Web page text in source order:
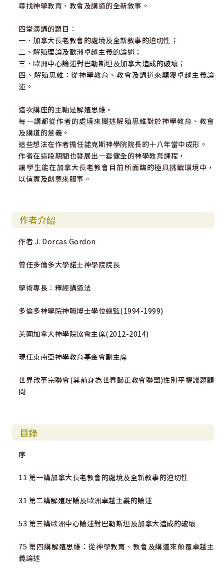
尋找神學教育、教會及講道的全新敘事。
四堂演講的題目：
一、加拿大長老教會的處境及全新敘事的迫切性；
二、解殖理論及歐洲卓越主義的論述；
三、歐洲中心論述對巴勒斯坦及加拿大造成的破壞；
四、解殖思維：從神學教育、教會及講道來顛覆卓越主義論
述。
這次講座的主軸是解殖思維，
每一講都從作者的處境來闡述解殖思維對於神學教育、教會
及講道的意義。
這些想法在作者擔任諾克斯神學院院長的十八年當中成形。
作者在這段期間也發展出一套健全的神學教育課程，
讓學生能在加拿大長老教會目前所面臨的極具挑戰環境中，
以信實及創意來服事。
作者介紹
作者 J. Dorcas Gordon
曾任多倫多大學諾士神學院院長
學術專長：釋經講道法
多倫多神學院神職博士學位總監(1994-1999)
美國加拿大神學院協會主席(2012-2014)
現任東南亞神學教育基金會副主席
世界改革宗聯會(其前身為世界歸正教會聯盟)性別平權議題顧
問
目錄
序
11 第一講加拿大長老教會的處境及全新敘事的迫切性
31 第二講解殖理論及歐洲卓越主義的論述
53 第三講歐洲中心論述對巴勒斯坦及加拿大造成的破壞
75 第四講解殖思維：從神學教育、教會及講道來顛覆卓越主
義論述